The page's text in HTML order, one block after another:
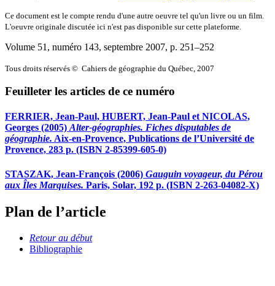
Ce document est le compte rendu d'une autre oeuvre tel qu'un livre ou un film.
L'oeuvre originale discutée ici n'est pas disponible sur cette plateforme.
Volume 51, numéro 143, septembre 2007, p. 251–252
Tous droits réservés © Cahiers de géographie du Québec, 2007
Feuilleter les articles de ce numéro
FERRIER, Jean-Paul, HUBERT, Jean-Paul et NICOLAS,
Georges (2005)Alter-géographies. Fiches disputables de
géographie. Aix-en-Provence, Publications de l’Université de
Provence, 283 p. (ISBN 2-85399-605-0)
STASZAK, Jean-François (2006) Gauguin voyageur, du Pérou
aux Îles Marquises. Paris, Solar, 192 p. (ISBN 2-263-04082-X)
Plan de l’article
Retour au début
Bibliographie